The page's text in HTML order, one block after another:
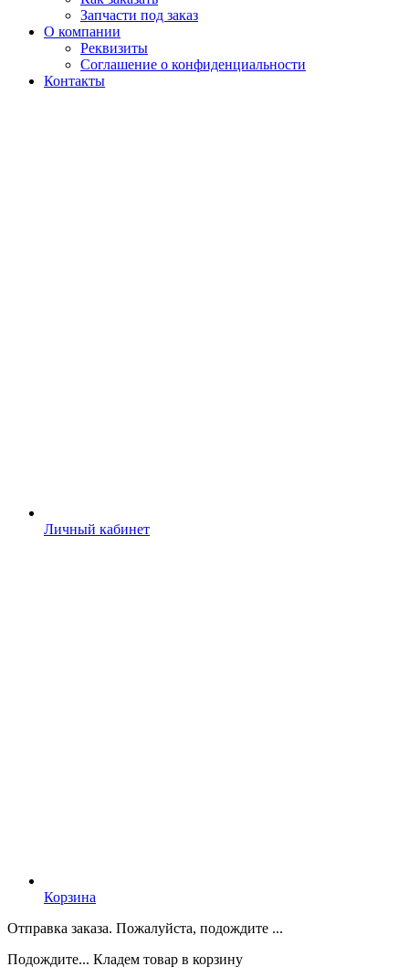
Запчасти под заказ
О компании
Реквизиты
Соглашение о конфиденциальности
Контакты
Личный кабинет
Корзина
Отправка заказа. Пожалуйста, подождите ...
Подождите... Кладем товар в корзину